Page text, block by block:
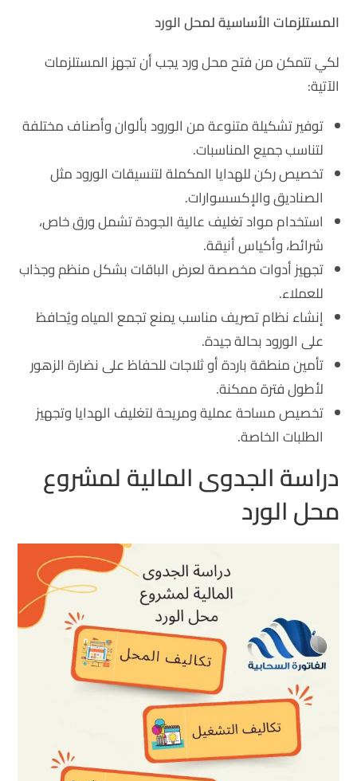
المستلزمات الأساسية لمحل الورد
لكي تتمكن من فتح محل ورد يجب أن تجهز المستلزمات
الآتية:
توفير تشكيلة متنوعة من الورود بألوان وأصناف مختلفة
لتناسب جميع المناسبات.
تخصيص ركن للهدايا المكملة لتنسيقات الورود مثل
الصناديق والإكسسوارات.
استخدام مواد تغليف عالية الجودة تشمل ورق خاص،
شرائط، وأكياس أنيقة.
تجهيز أدوات مخصصة لعرض الباقات بشكل منظم وجذاب
للعملاء.
إنشاء نظام تصريف مناسب يمنع تجمع المياه ويُحافظ
على الورود بحالة جيدة.
تأمين منطقة باردة أو ثلاجات للحفاظ على نضارة الزهور
لأطول فترة ممكنة.
تخصيص مساحة عملية ومريحة لتغليف الهدايا وتجهيز
الطلبات الخاصة.
دراسة الجدوى المالية لمشروع
محل الورد